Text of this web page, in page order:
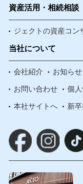
資産活用・相続相談
ジェクトの資産コン
当社について
会社紹介 お知ら
お問い合わせ 個
本社サイトへ 新